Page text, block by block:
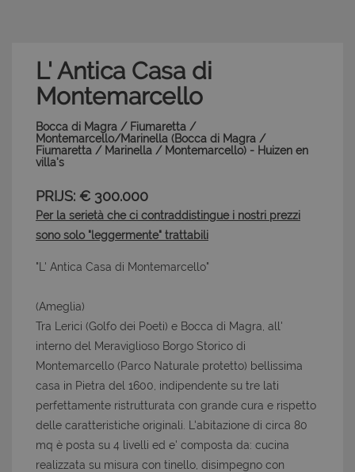
L' Antica Casa di
Montemarcello
Bocca di Magra / Fiumaretta /
Montemarcello/Marinella (Bocca di Magra /
Fiumaretta / Marinella / Montemarcello) - Huizen en
villa's
PRIJS: € 300.000
Per la serietà che ci contraddistingue i nostri prezzi
sono solo "leggermente" trattabili
"L' Antica Casa di Montemarcello"
(Ameglia)
Tra Lerici (Golfo dei Poeti) e Bocca di Magra, all'
interno del Meraviglioso Borgo Storico di
Montemarcello (Parco Naturale protetto) bellissima
casa in Pietra del 1600, indipendente su tre lati
perfettamente ristrutturata con grande cura e rispetto
delle caratteristiche originali. L'abitazione di circa 80
mq è posta su 4 livelli ed e' composta da: cucina
realizzata su misura con tinello, disimpegno con